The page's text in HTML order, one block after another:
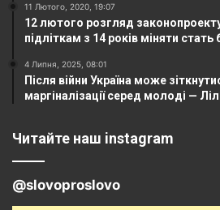
11 Лютого, 2020, 19:07
12 лютого розгляд
підліткам з 14 років міняти стать
4 Липня, 2025, 08:01
Після війни Україна може
маргіналізації серед молоді —
Читайте наш instagram
@slovoproslovo